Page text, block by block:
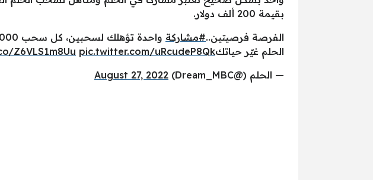
بقيمة 200 ألف دولار.
الفرصة فرصيتين..#مشاركة واحدة تؤهلك لسحبين، كل سحب 100،000 دولار
الحلم غيّر حياتك
Z6VLS1m8Uu pic.twitter.com/uRcudeP8Qk
— الحلم (@Dream_MBC)
August 27, 2022